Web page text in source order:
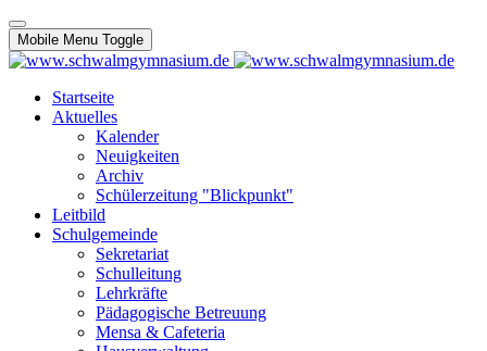
Mobile Menu Toggle
Startseite
Aktuelles
Kalender
Neuigkeiten
Archiv
Schülerzeitung "Blickpunkt"
Leitbild
Schulgemeinde
Sekretariat
Schulleitung
Lehrkräfte
Pädagogische Betreuung
Mensa & Cafeteria